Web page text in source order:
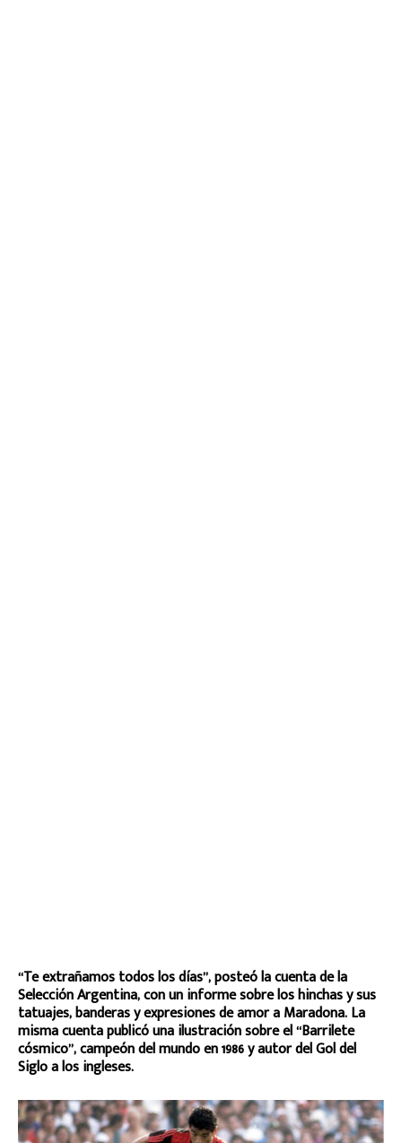
“Te extrañamos todos los días”, posteó la cuenta de la
Selección Argentina, con un informe sobre los hinchas y sus
tatuajes, banderas y expresiones de amor a Maradona. La
misma cuenta publicó una ilustración sobre el “Barrilete
cósmico”, campeón del mundo en 1986 y autor del Gol del
Siglo a los ingleses.